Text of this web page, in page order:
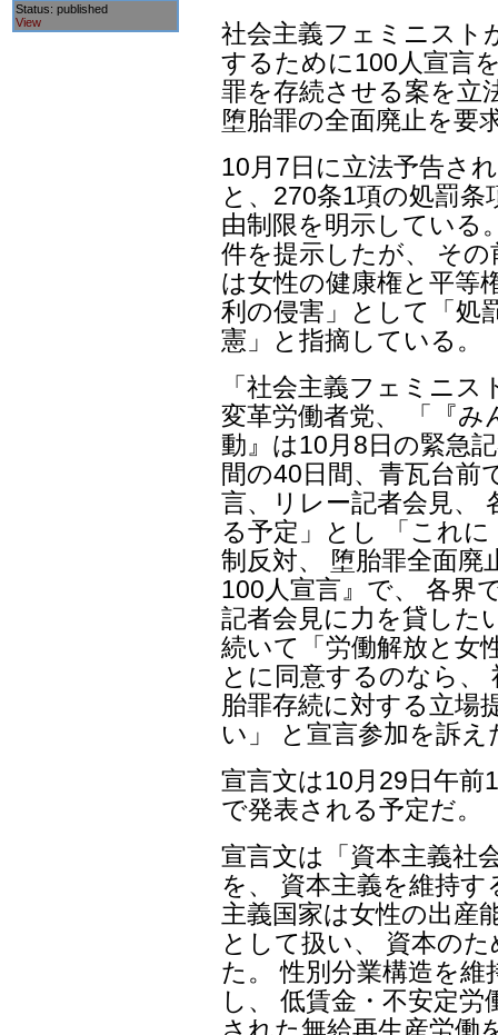
Status: published
View
社会主義フェミニスト
するために100人宣言
罪を存続させる案を立
堕胎罪の全面廃止を要
10月7日に立法予告さ
と、270条1項の処罰
由制限を明示している
件を提示したが、 そ
は女性の健康権と平等
利の侵害」として「処
憲」と指摘している。
「社会主義フェミニ
変革労働者党、 「『
動』は10月8日の緊急
間の40日間、青瓦台前
言、リレー記者会見、
る予定」とし 「これ
制反対、 堕胎罪全面
100人宣言』で、 各界
記者会見に力を貸した
続いて「労働解放と女
とに同意するのなら、
胎罪存続に対する立場
い」 と宣言参加を訴え
宣言文は10月29日午前
で発表される予定だ。
宣言文は「資本主義社
を、 資本主義を維持
主義国家は女性の出産
として扱い、 資本の
た。 性別分業構造を
し、 低賃金・不安定